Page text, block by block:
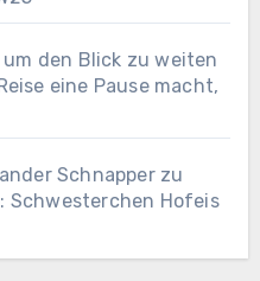
den Blick zu weiten
eine Pause macht,
Schnapperzu
Schwesterchen Hofeis